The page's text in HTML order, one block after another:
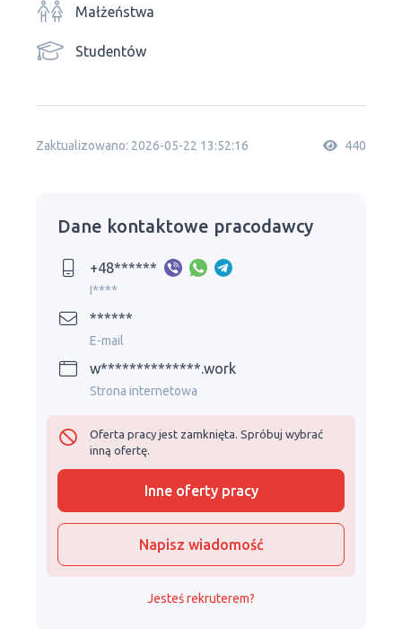
Małżeństwa
Studentów
Zaktualizowano: 2026-05-22 13:52:16 440
Dane kontaktowe pracodawcy
+48******
I****
******
E-mail
w**************.work
Strona internetowa
Oferta pracy jest zamknięta. Spróbuj wybrać
inną ofertę.
Inne oferty pracy
Napisz wiadomość
Jesteś rekruterem?